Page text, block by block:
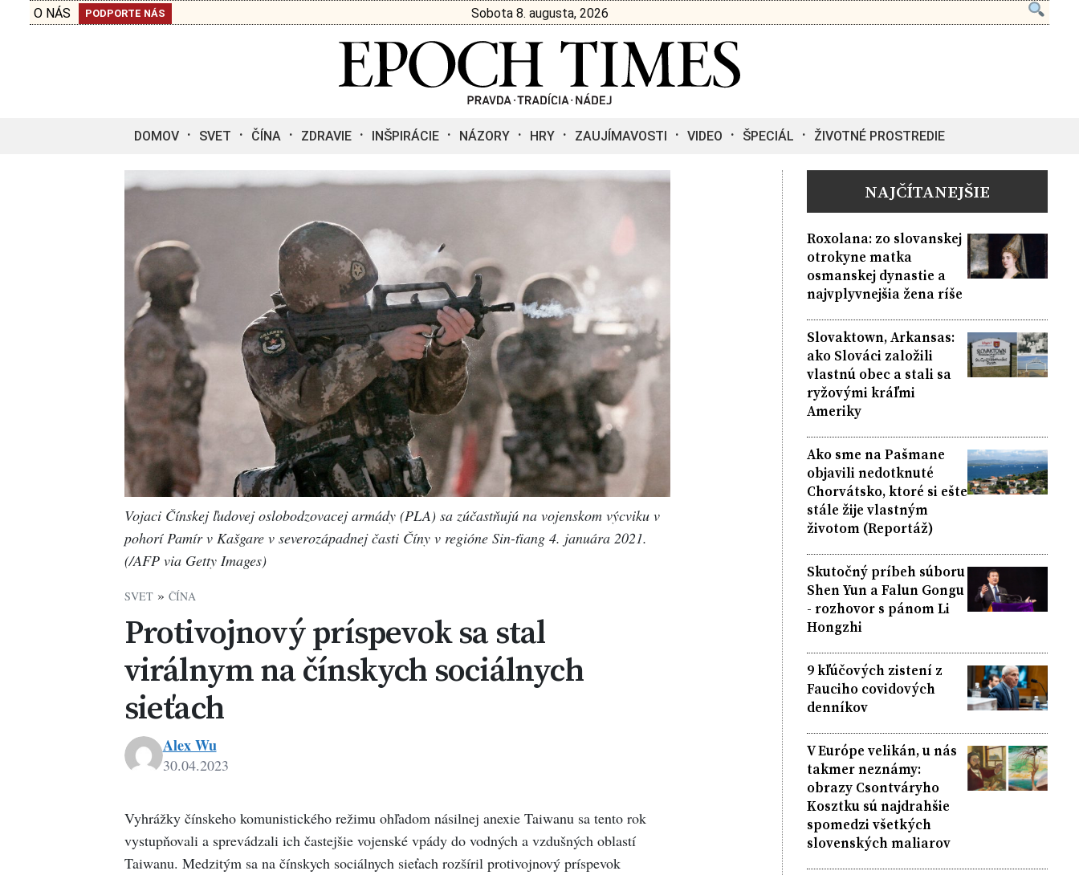
O NÁS PODPORTE NÁS Sobota 8. augusta, 2026
DOMOV SVET ČÍNA ZDRAVIE INŠPIRÁCIE NÁZORY HRY ZAUJÍMAVOSTI VIDEO ŠPECIÁL ŽIVOTNÉ PROSTREDIE
Vojaci Čínskej ľudovej oslobodzovacej armády (PLA) sa zúčastňujú na vojenskom výcviku v
pohorí Pamír v Kašgare v severozápadnej časti Číny v regióne Sin-ťiang 4. januára 2021.
(/AFP via Getty Images)
SVET» ČÍNA
Protivojnový príspevok sa stal
virálnym na čínskych sociálnych
sieťach
Alex Wu
30.04.2023
Vyhrážky čínskeho komunistického režimu ohľadom násilnej anexie Taiwanu sa tento rok
vystupňovali a sprevádzali ich častejšie vojenské vpády do vodných a vzdušných oblastí
Taiwanu. Medzitým sa na čínskych sociálnych sieťach rozšíril protivojnový príspevok
NAJČÍTANEJŠIE
Roxolana: zo slovanskej
otrokyne matka
osmanskej dynastie a
najvplyvnejšia žena ríše
Slovaktown, Arkansas:
ako Slováci založili
vlastnú obec a stali sa
ryžovými kráľmi
Ameriky
Ako sme na Pašmane
objavili nedotknuté
Chorvátsko, ktoré si ešte
stále žije vlastným
životom (Reportáž)
Skutočný príbeh súboru
Shen Yun a Falun Gongu
- rozhovor s pánom Li
Hongzhi
9 kľúčových zistení z
Fauciho covidových
denníkov
V Európe velikán, u nás
takmer neznámy:
obrazy Csontváryho
Kosztku sú najdrahšie
spomedzi všetkých
slovenských maliarov